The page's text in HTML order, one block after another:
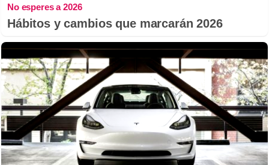
No esperes a 2026
Hábitos y cambios que marcarán 2026